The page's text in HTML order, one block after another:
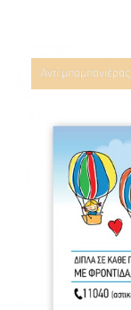
Αντί μπομπονιέρας